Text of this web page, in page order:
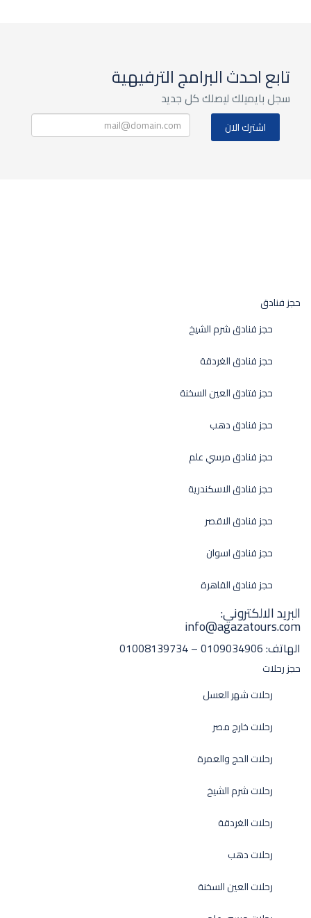
تابع احدث البرامج الترفيهية
سجل بايميلك ليصلك كل جديد
حجز فنادق
حجز فنادق شرم الشيخ
حجز فنادق الغردقة
حجز فتادق العين السخنة
حجز فنادق دهب
حجز فنادق مرسي علم
حجز فنادق الاسكندرية
حجز فنادق الاقصر
حجز فنادق اسوان
حجز فنادق القاهرة
البريد الالكتروني:
info@agazatours.com
الهاتف:0109034906 – 01008139734
حجز رحلات
رحلات شهر العسل
رحلات خارج مصر
رحلات الحج والعمرة
رحلات شرم الشيخ
رحلات الغردقة
رحلات دهب
رحلات العين السخنة